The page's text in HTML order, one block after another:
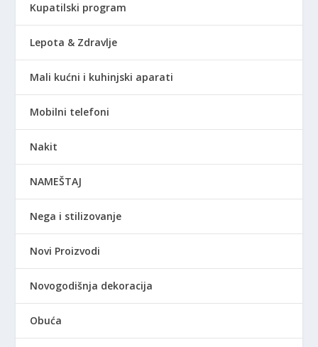
Kupatilski program
Lepota & Zdravlje
Mali kućni i kuhinjski aparati
Mobilni telefoni
Nakit
NAMEŠTAJ
Nega i stilizovanje
Novi Proizvodi
Novogodišnja dekoracija
Obuća